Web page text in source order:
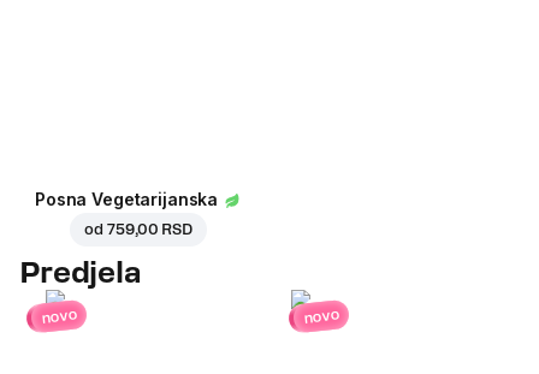
Posna Vegetarijanska
od 759,00 RSD
Predjela
novo novo